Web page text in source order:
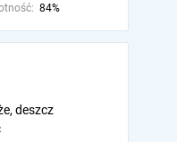
84%
deszcz